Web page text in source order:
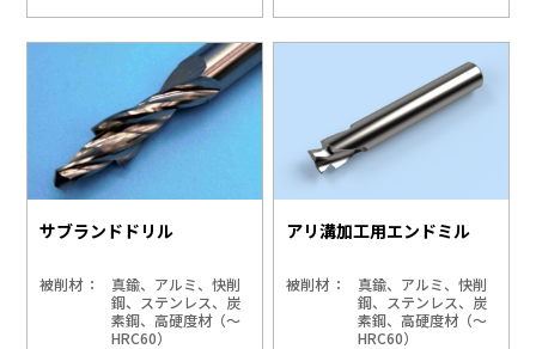
サブランドドリル
被削材
真鍮、アルミ、快削
鋼、ステンレス、炭
素鋼、高硬度材（～
HRC60）
アリ溝加工用エンドミル
被削材
真鍮、アルミ、快削
鋼、ステンレス、炭
素鋼、高硬度材（～
HRC60）